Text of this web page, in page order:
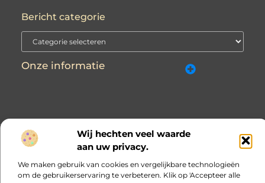
Wij hechten veel waarde
aan uw privacy.
We maken gebruik van cookies en vergelijkbare technologieën
om de gebruikerservaring te verbeteren. Klik op 'Accepteer alle
Bericht categorie
Onze informatie
Website index Cookiebeleid (EU)
@2025 www.floxxium.nl. All Right Reserved.